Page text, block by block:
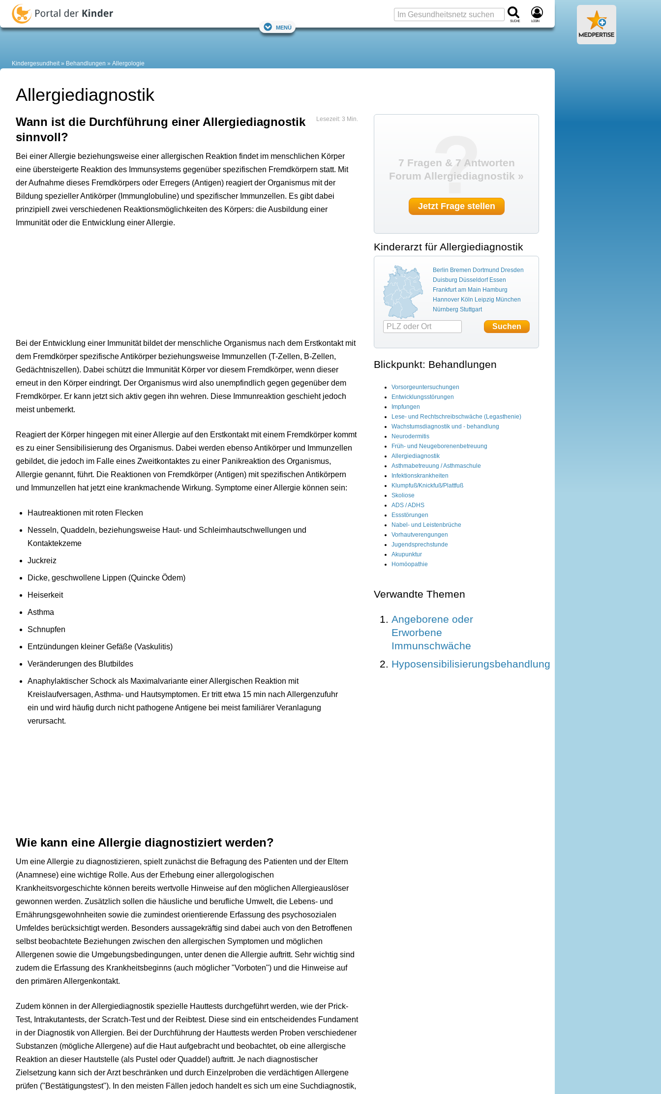
Suche Login
Menü
Kindergesundheit Behandlungen Allergologie
Allergiediagnostik
Lesezeit: 3 Min.
Wann ist die Durchführung einer Allergiediagnostik
sinnvoll?
Bei einer Allergie beziehungsweise einer allergischen Reaktion findet im menschlichen Körper
eine übersteigerte Reaktion des Immunsystems gegenüber spezifischen Fremdkörpern statt. Mit
der Aufnahme dieses Fremdkörpers oder Erregers (Antigen) reagiert der Organismus mit der
Bildung spezieller Antikörper (Immunglobuline) und spezifischer Immunzellen. Es gibt dabei
prinzipiell zwei verschiedenen Reaktionsmöglichkeiten des Körpers: die Ausbildung einer
Immunität oder die Entwicklung einer Allergie.
Bei der Entwicklung einer Immunität bildet der menschliche Organismus nach dem Erstkontakt mit
dem Fremdkörper spezifische Antikörper beziehungsweise Immunzellen (T-Zellen, B-Zellen,
Gedächtniszellen). Dabei schützt die Immunität Körper vor diesem Fremdkörper, wenn dieser
erneut in den Körper eindringt. Der Organismus wird also unempfindlich gegen gegenüber dem
Fremdkörper. Er kann jetzt sich aktiv gegen ihn wehren. Diese Immunreaktion geschieht jedoch
meist unbemerkt.
Reagiert der Körper hingegen mit einer Allergie auf den Erstkontakt mit einem Fremdkörper kommt
es zu einer Sensibilisierung des Organismus. Dabei werden ebenso Antikörper und Immunzellen
gebildet, die jedoch im Falle eines Zweitkontaktes zu einer Panikreaktion des Organismus,
Allergie genannt, führt. Die Reaktionen von Fremdkörper (Antigen) mit spezifischen Antikörpern
und Immunzellen hat jetzt eine krankmachende Wirkung. Symptome einer Allergie können sein:
Hautreaktionen mit roten Flecken
Nesseln, Quaddeln, beziehungsweise Haut- und Schleimhautschwellungen und
Kontaktekzeme
Juckreiz
Dicke, geschwollene Lippen (Quincke Ödem)
Heiserkeit
Asthma
Schnupfen
Entzündungen kleiner Gefäße (Vaskulitis)
Veränderungen des Blutbildes
Anaphylaktischer Schock als Maximalvariante einer Allergischen Reaktion mit
Kreislaufversagen, Asthma- und Hautsymptomen. Er tritt etwa 15 min nach Allergenzufuhr
ein und wird häufig durch nicht pathogene Antigene bei meist familiärer Veranlagung
verursacht.
Wie kann eine Allergie diagnostiziert werden?
Um eine Allergie zu diagnostizieren, spielt zunächst die Befragung des Patienten und der Eltern
(Anamnese) eine wichtige Rolle. Aus der Erhebung einer allergologischen
Krankheitsvorgeschichte können bereits wertvolle Hinweise auf den möglichen Allergieauslöser
gewonnen werden. Zusätzlich sollen die häusliche und berufliche Umwelt, die Lebens- und
Ernährungsgewohnheiten sowie die zumindest orientierende Erfassung des psychosozialen
Umfeldes berücksichtigt werden. Besonders aussagekräftig sind dabei auch von den Betroffenen
selbst beobachtete Beziehungen zwischen den allergischen Symptomen und möglichen
Allergenen sowie die Umgebungsbedingungen, unter denen die Allergie auftritt. Sehr wichtig sind
zudem die Erfassung des Krankheitsbeginns (auch möglicher "Vorboten") und die Hinweise auf
den primären Allergenkontakt.
Zudem können in der Allergiediagnostik spezielle Hauttests durchgeführt werden, wie der Prick-
Test, Intrakutantests, der Scratch-Test und der Reibtest. Diese sind ein entscheidendes Fundament
in der Diagnostik von Allergien. Bei der Durchführung der Hauttests werden Proben verschiedener
Substanzen (mögliche Allergene) auf die Haut aufgebracht und beobachtet, ob eine allergische
Reaktion an dieser Hautstelle (als Pustel oder Quaddel) auftritt. Je nach diagnostischer
Zielsetzung kann sich der Arzt beschränken und durch Einzelproben die verdächtigen Allergene
prüfen ("Bestätigungstest"). In den meisten Fällen jedoch handelt es sich um eine Suchdiagnostik,
?
7 Fragen & 7 Antworten
Forum Allergiediagnostik »
Jetzt Frage stellen
Kinderarzt für Allergiediagnostik
Berlin Bremen Dortmund Dresden
Duisburg Düsseldorf Essen
Frankfurt am Main Hamburg
Hannover Köln Leipzig München
Nürnberg Stuttgart
Blickpunkt: Behandlungen
Vorsorgeuntersuchungen
Entwicklungsstörungen
Impfungen
Lese- und Rechtschreibschwäche (Legasthenie)
Wachstumsdiagnostik und - behandlung
Neurodermitis
Früh- und Neugeborenenbetreuung
Allergiediagnostik
Asthmabetreuung / Asthmaschule
Infektionskrankheiten
Klumpfuß/Knickfuß/Plattfuß
Skoliose
ADS / ADHS
Essstörungen
Nabel- und Leistenbrüche
Vorhautverengungen
Jugendsprechstunde
Akupunktur
Homöopathie
Verwandte Themen
Angeborene oder
Erworbene
Immunschwäche
Hyposensibilisierungsbehandlung